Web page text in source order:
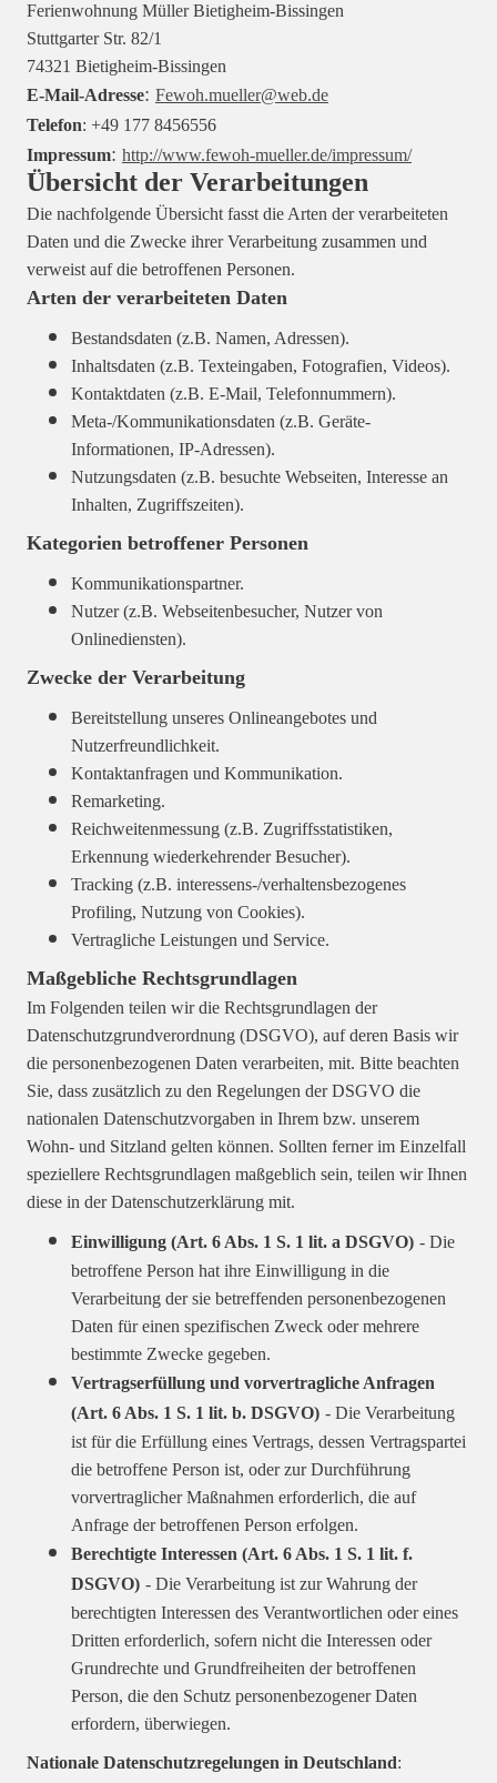
Ferienwohnung Müller Bietigheim-Bissingen
Stuttgarter Str. 82/1
74321 Bietigheim-Bissingen
E-Mail-Adresse: Fewoh.mueller@web.de
Telefon: +49 177 8456556
Impressum: http://www.fewoh-mueller.de/impressum/
Übersicht der Verarbeitungen
Die nachfolgende Übersicht fasst die Arten der verarbeiteten
Daten und die Zwecke ihrer Verarbeitung zusammen und
verweist auf die betroffenen Personen.
Arten der verarbeiteten Daten
Bestandsdaten (z.B. Namen, Adressen).
Inhaltsdaten (z.B. Texteingaben, Fotografien, Videos).
Kontaktdaten (z.B. E-Mail, Telefonnummern).
Meta-/Kommunikationsdaten (z.B. Geräte-
Informationen, IP-Adressen).
Nutzungsdaten (z.B. besuchte Webseiten, Interesse an
Inhalten, Zugriffszeiten).
Kategorien betroffener Personen
Kommunikationspartner.
Nutzer (z.B. Webseitenbesucher, Nutzer von
Onlinediensten).
Zwecke der Verarbeitung
Bereitstellung unseres Onlineangebotes und
Nutzerfreundlichkeit.
Kontaktanfragen und Kommunikation.
Remarketing.
Reichweitenmessung (z.B. Zugriffsstatistiken,
Erkennung wiederkehrender Besucher).
Tracking (z.B. interessens-/verhaltensbezogenes
Profiling, Nutzung von Cookies).
Vertragliche Leistungen und Service.
Maßgebliche Rechtsgrundlagen
Im Folgenden teilen wir die Rechtsgrundlagen der
Datenschutzgrundverordnung (DSGVO), auf deren Basis wir
die personenbezogenen Daten verarbeiten, mit. Bitte beachten
Sie, dass zusätzlich zu den Regelungen der DSGVO die
nationalen Datenschutzvorgaben in Ihrem bzw. unserem
Wohn- und Sitzland gelten können. Sollten ferner im Einzelfall
speziellere Rechtsgrundlagen maßgeblich sein, teilen wir Ihnen
diese in der Datenschutzerklärung mit.
Einwilligung (Art. 6 Abs. 1 S. 1 lit. a DSGVO) - Die
betroffene Person hat ihre Einwilligung in die
Verarbeitung der sie betreffenden personenbezogenen
Daten für einen spezifischen Zweck oder mehrere
bestimmte Zwecke gegeben.
Vertragserfüllung und vorvertragliche Anfragen
(Art. 6 Abs. 1 S. 1 lit. b. DSGVO) - Die Verarbeitung
ist für die Erfüllung eines Vertrags, dessen Vertragspartei
die betroffene Person ist, oder zur Durchführung
vorvertraglicher Maßnahmen erforderlich, die auf
Anfrage der betroffenen Person erfolgen.
Berechtigte Interessen (Art. 6 Abs. 1 S. 1 lit. f.
DSGVO) - Die Verarbeitung ist zur Wahrung der
berechtigten Interessen des Verantwortlichen oder eines
Dritten erforderlich, sofern nicht die Interessen oder
Grundrechte und Grundfreiheiten der betroffenen
Person, die den Schutz personenbezogener Daten
erfordern, überwiegen.
Nationale Datenschutzregelungen in Deutschland: